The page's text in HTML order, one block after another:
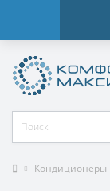
Кондиционеры